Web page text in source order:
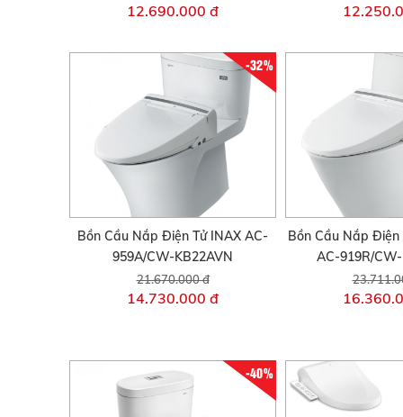
12.690.000 đ
-32%
Bồn Cầu Nắp Điện Tử INAX AC-
959A/CW-KB22AVN
21.670.000 đ
14.730.000 đ
Bồn Cầu Nắp Điện
AC-919R/
-40%